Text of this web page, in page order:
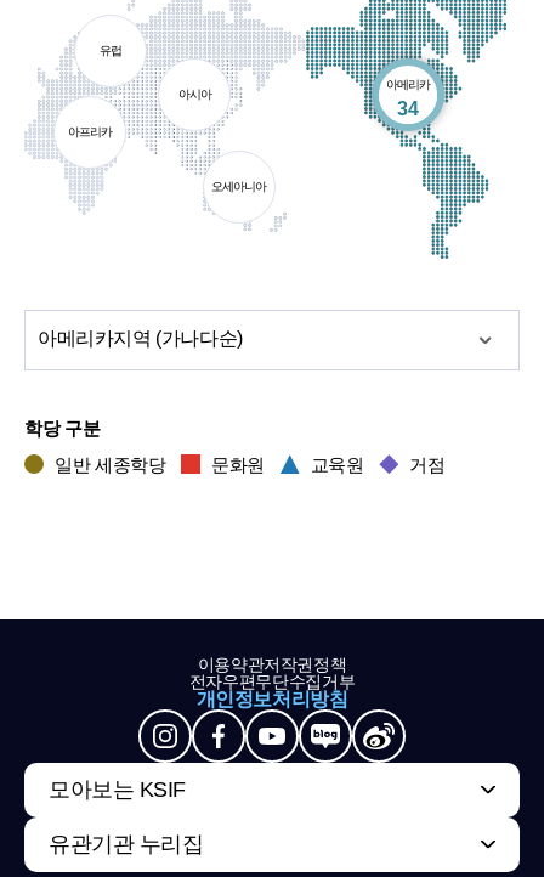
아메리카
34
개소
유럽
아프리카
아시아
오세아니아
아메리카지역 (가나다순)
학당 구분
일반 세종학당
문화원 교육원 거점
이용약관저작권정책
전자우편무단수집거부
개인정보처리방침
모아보는 KSIF
유관기관 누리집